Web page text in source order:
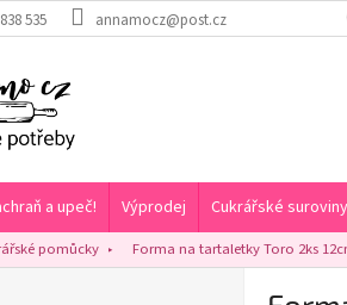
535 annamocz@post.cz
a upeč! Výprodej Cukrářské suroviny
pomůcky Forma na tartaletky Toro 2ks